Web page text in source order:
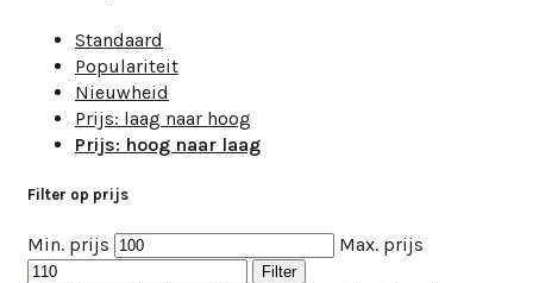
Standaard
Populariteit
Nieuwheid
Prijs: laag naar hoog
Prijs: hoog naar laag
Filter op prijs
Min. prijs Max. prijs
Filter